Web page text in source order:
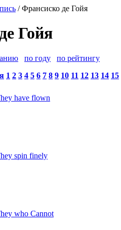
/ Франсиско де Гойя
Гойя
по году
по рейтингу
1 2 3 4 5 6 7 8 9 10 11 12 13 14 15